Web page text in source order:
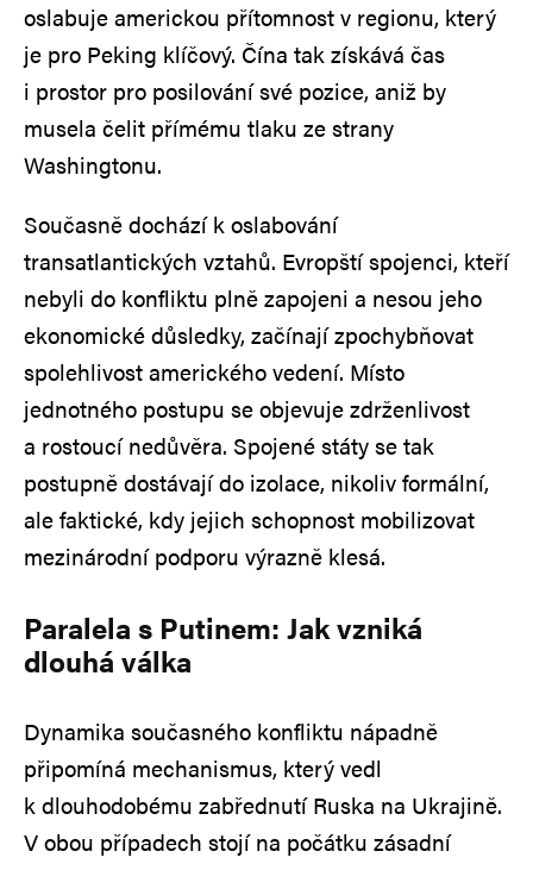
oslabuje americkou přítomnost v regionu, který
je pro Peking klíčový. Čína tak získává čas
i prostor pro posilování své pozice, aniž by
musela čelit přímému tlaku ze strany
Washingtonu.
Současně dochází k oslabování
transatlantických vztahů. Evropští spojenci, kteří
nebyli do konfliktu plně zapojeni a nesou jeho
ekonomické důsledky, začínají zpochybňovat
spolehlivost amerického vedení. Místo
jednotného postupu se objevuje zdrženlivost
a rostoucí nedůvěra. Spojené státy se tak
postupně dostávají do izolace, nikoliv formální,
ale faktické, kdy jejich schopnost mobilizovat
mezinárodní podporu výrazně klesá.
Paralela s Putinem: Jak vzniká
dlouhá válka
Dynamika současného konfliktu nápadně
připomíná mechanismus, který vedl
k dlouhodobému zabřednutí Ruska na Ukrajině.
V obou případech stojí na počátku zásadní